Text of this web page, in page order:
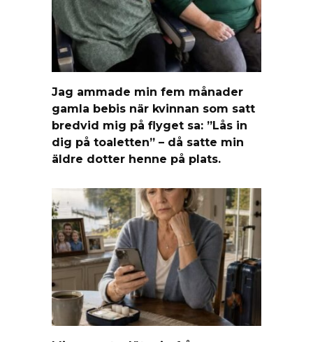
Jag ammade min fem månader
gamla bebis när kvinnan som satt
bredvid mig på flyget sa: ”Lås in
dig på toaletten” – då satte min
äldre dotter henne på plats.